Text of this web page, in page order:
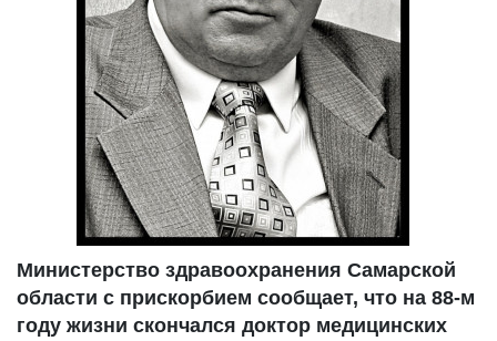
Министерство здравоохранения Самарской
области с прискорбием сообщает, что на 88-м
году жизни скончался доктор медицинских